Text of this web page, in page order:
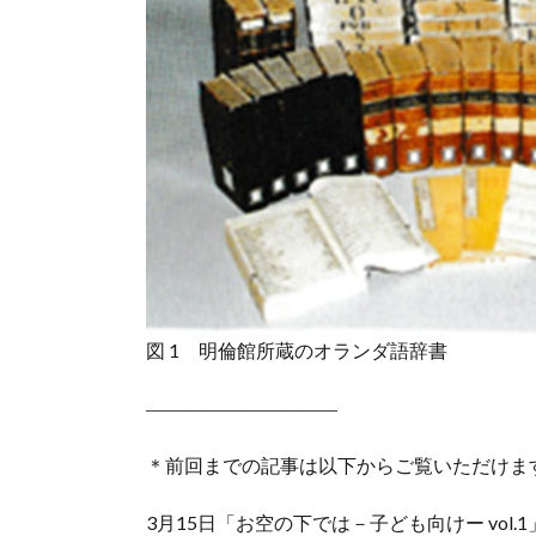
図 1 明倫館所蔵のオランダ語辞書
――――――――――
＊前回までの記事は以下からご覧いただけま
3月15日「お空の下では－子ども向けー vol.1